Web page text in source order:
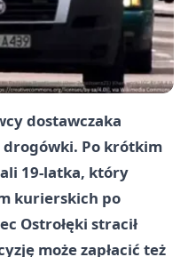
dostawczaka
drogówki. Po krótkim
19-latka, który
kurierskich po
Ostrołęki stracił
może zapłacić też